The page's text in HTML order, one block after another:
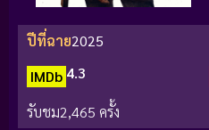
ปีที่ฉาย2025
IMDb 4.3
รับชม2,465 ครั้ง